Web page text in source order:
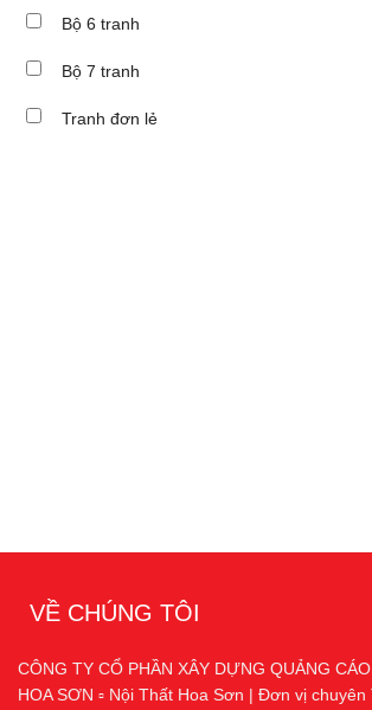
Bộ 6 tranh
Bộ 7 tranh
Tranh đơn lẻ
VỀ CHÚNG TÔI
CÔNG TY CỔ PHẦN XÂY DỰNG QUẢNG
HOA SƠN ▫️ Nội Thất Hoa Sơn | Đơn vị